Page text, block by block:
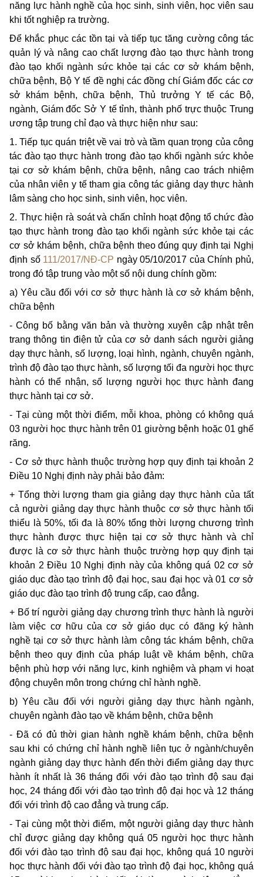
năng lực hành nghề của học sinh, sinh viên, học viên sau
khi tốt nghiệp ra trường.
Để khắc phục các tồn tại và tiếp tục tăng cường công tác
quản lý và nâng cao chất lượng đào tạo thực hành trong
đào tạo khối ngành sức khỏe tại các cơ sở khám bệnh,
chữa bệnh, Bộ Y tế đề nghị các đồng chí Giám đốc các cơ
sở khám bệnh, chữa bệnh, Thủ trưởng Y tế các Bộ,
ngành, Giám đốc Sở Y tế tỉnh, thành phố trực thuộc Trung
ương tập trung chỉ đạo và thực hiện như sau:
1. Tiếp tục quán triệt về vai trò và tầm quan trọng của công
tác đào tạo thực hành trong đào tạo khối ngành sức khỏe
tại cơ sở khám bệnh, chữa bệnh, nâng cao trách nhiệm
của nhân viên y tế tham gia công tác giảng dạy thực hành
lâm sàng cho học sinh, sinh viên, học viên.
2. Thực hiện rà soát và chấn chỉnh hoạt động tổ chức đào
tạo thực hành trong đào tạo khối ngành sức khỏe tại các
cơ sở khám bệnh, chữa bệnh theo đúng quy định tại Nghị
định số 111/2017/NĐ-CP ngày 05/10/2017 của Chính phủ,
trong đó tập trung vào một số nội dung chính gồm:
a) Yêu cầu đối với cơ sở thực hành là cơ sở khám bệnh,
chữa bệnh
- Công bố bằng văn bản và thường xuyên cập nhật trên
trang thông tin điện tử của cơ sở danh sách người giảng
dạy thực hành, số lượng, loại hình, ngành, chuyên ngành,
trình độ đào tạo thực hành, số lượng tối đa người học thực
hành có thể nhận, số lượng người học thực hành đang
thực hành tại cơ sở.
- Tại cùng một thời điểm, mỗi khoa, phòng có không quá
03 người học thực hành trên 01 giường bệnh hoặc 01 ghế
răng.
- Cơ sở thực hành thuộc trường hợp quy định tại khoản 2
Điều 10 Nghị định này phải bảo đảm:
+ Tổng thời lượng tham gia giảng dạy thực hành của tất
cả người giảng dạy thực hành thuộc cơ sở thực hành tối
thiểu là 50%, tối đa là 80% tổng thời lượng chương trình
thực hành được thực hiện tại cơ sở thực hành và chỉ
được là cơ sở thực hành thuộc trường hợp quy định tại
khoản 2 Điều 10 Nghị định này của không quá 02 cơ sở
giáo dục đào tạo trình độ đại học, sau đại học và 01 cơ sở
giáo dục đào tạo trình độ trung cấp, cao đẳng.
+ Bố trí người giảng dạy chương trình thực hành là người
làm việc cơ hữu của cơ sở giáo dục có đăng ký hành
nghề tại cơ sở thực hành làm công tác khám bệnh, chữa
bệnh theo quy định của pháp luật về khám bệnh, chữa
bệnh phù hợp với năng lực, kinh nghiệm và phạm vi hoạt
động chuyên môn trong chứng chỉ hành nghề.
b) Yêu cầu đối với người giảng dạy thực hành ngành,
chuyên ngành đào tạo về khám bệnh, chữa bệnh
- Đã có đủ thời gian hành nghề khám bệnh, chữa bệnh
sau khi có chứng chỉ hành nghề liên tục ở ngành/chuyên
ngành giảng dạy thực hành đến thời điểm giảng dạy thực
hành ít nhất là 36 tháng đối với đào tạo trình độ sau đại
học, 24 tháng đối với đào tạo trình độ đại học và 12 tháng
đối với trình độ cao đẳng và trung cấp.
- Tại cùng một thời điểm, một người giảng dạy thực hành
chỉ được giảng dạy không quá 05 người học thực hành
đối với đào tạo trình độ sau đại học, không quá 10 người
học thực hành đối với đào tạo trình độ đại học, không quá